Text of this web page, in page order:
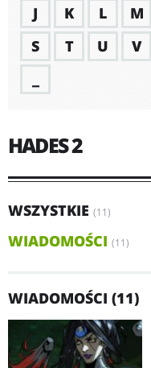
J
K L M
S
T U V
HADES 2
WSZYSTKIE (11)
WIADOMOŚCI (11)
WIADOMOŚCI (11)